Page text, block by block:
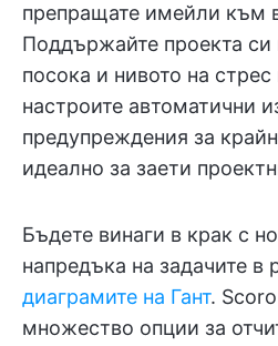
препращате имейли към
Поддържайте проекта си
посока и нивото на стрес
настроите автоматични
предупреждения за
идеално за заети
Бъдете винаги в крак с
напредъка на задачите в
диаграмите на Гант.
множество опции за